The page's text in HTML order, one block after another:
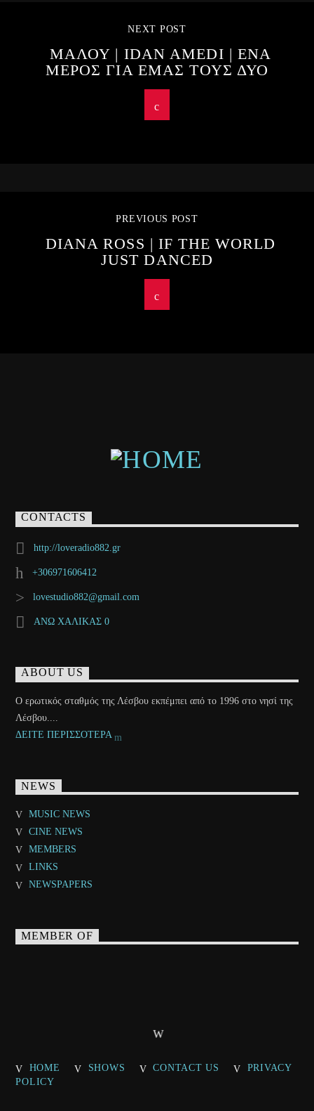
NEXT POST
ΜΑΛΟΥ | IDAN AMEDI | ΕΝΑ
ΜΕΡΟΣ ΓΙΑ ΕΜΑΣ ΤΟΥΣ ΔΥΟ
PREVIOUS POST
DIANA ROSS | IF THE WORLD
JUST DANCED
CONTACTS
http://loveradio882.gr
+306971606412
lovestudio882@gmail.com
ΑΝΩ ΧΑΛΙΚΑΣ 0
ABOUT US
Ο ερωτικός σταθμός της Λέσβου εκπέμπει από το 1996 στο νησί της
Λέσβου....
ΔΕΙΤΕ ΠΕΡΙΣΣΟΤΕΡΑ
NEWS
MUSIC NEWS
CINE NEWS
MEMBERS
LINKS
NEWSPAPERS
MEMBER OF
HOME SHOWS CONTACT US
PRIVACY
POLICY